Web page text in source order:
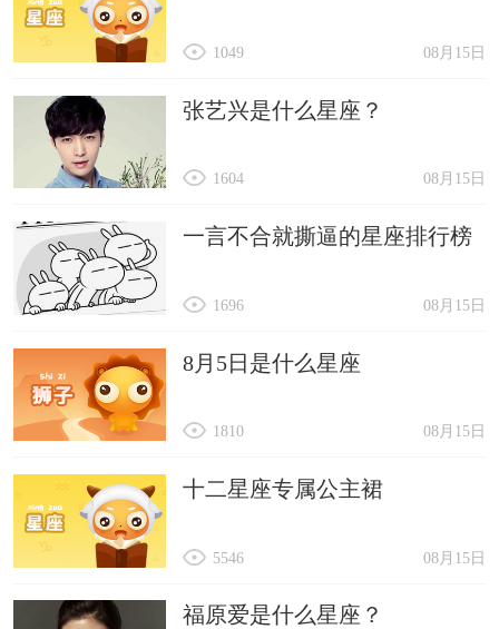
08月15日
1049
张艺兴是什么星座？
08月15日
1604
一言不合就撕逼的星座排行榜
08月15日
1696
8月5日是什么星座
08月15日
1810
十二星座专属公主裙
08月15日
5546
福原爱是什么星座？